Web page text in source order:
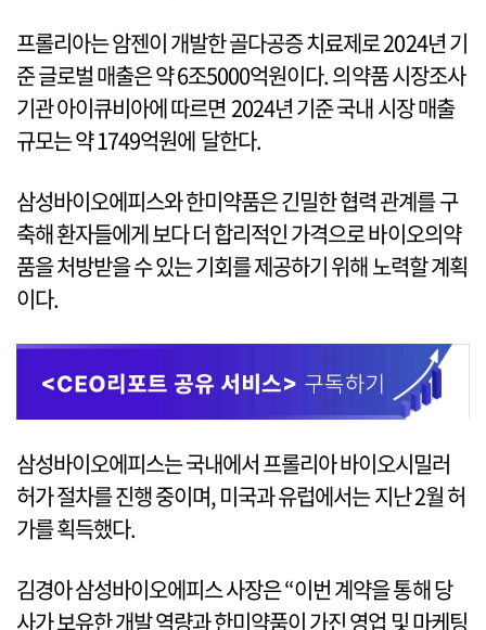
프롤리아는 암젠이 개발한 골다공증 치료제로 2024년 기
준 글로벌 매출은 약 6조5000억원이다. 의약품 시장조사
기관 아이큐비아에 따르면 2024년 기준 국내 시장 매출
규모는 약 1749억원에 달한다.
삼성바이오에피스와 한미약품은 긴밀한 협력 관계를 구
축해 환자들에게 보다 더 합리적인 가격으로 바이오의약
품을 처방받을 수 있는 기회를 제공하기 위해 노력할 계획
이다.
삼성바이오에피스는 국내에서 프롤리아 바이오시밀러
허가 절차를 진행 중이며, 미국과 유럽에서는 지난 2월 허
가를 획득했다.
김경아 삼성바이오에피스 사장은 “이번 계약을 통해 당
사가 보유한 개발 역량과 한미약품이 가진 영업 및 마케팅